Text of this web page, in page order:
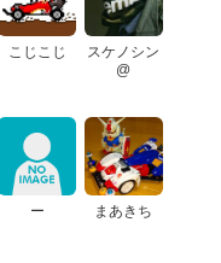
こじこじ
スケノシン
@
ー まあきち